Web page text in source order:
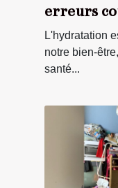
erreurs
L'hydratation
notre bien-
santé...